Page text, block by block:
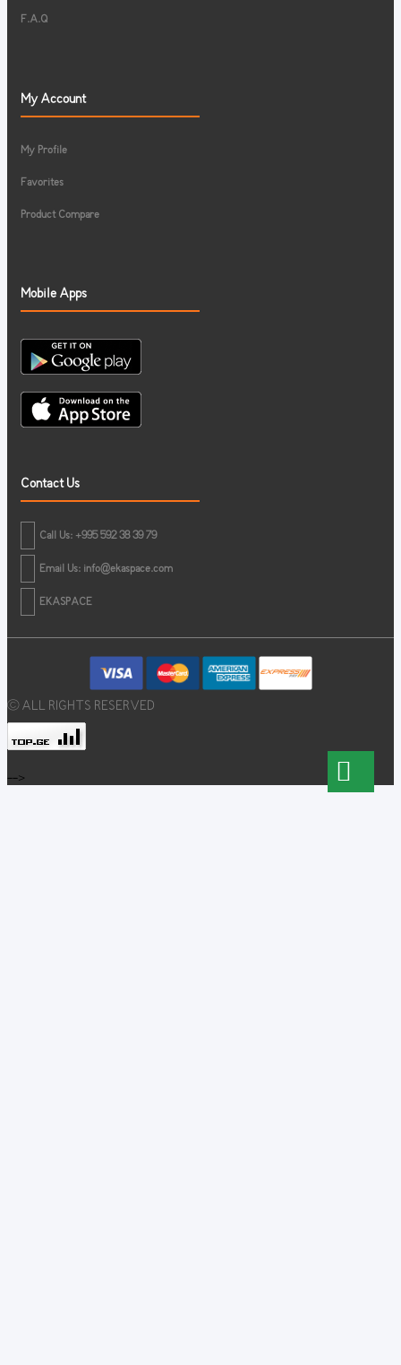
F.A.Q
My Account
My Profile
Favorites
Product Compare
Mobile Apps
Contact Us
Call Us: +995 592 38 39 79
Email Us: info@ekaspace.com
EKASPACE
© ALL RIGHTS RESERVED
-->